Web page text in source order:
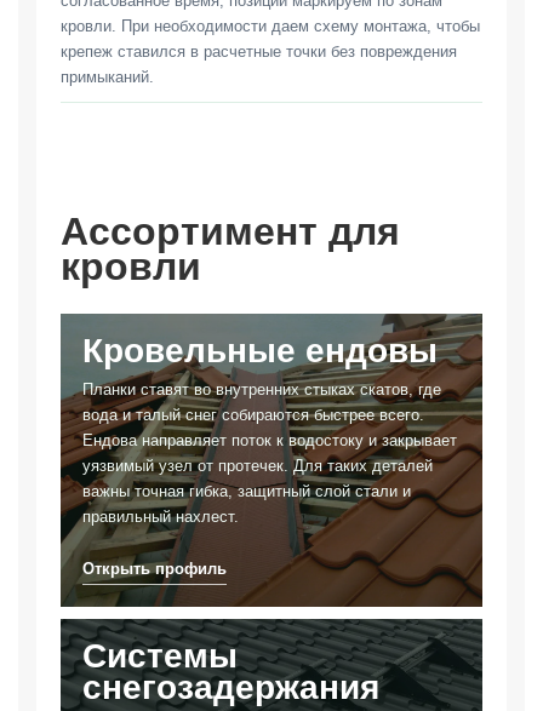
кровли. При необходимости даем схему монтажа, чтобы
крепеж ставился в расчетные точки без повреждения
примыканий.
Ассортимент для
кровли
Кровельные ендовы
Планки ставят во внутренних стыках скатов, где
вода и талый снег собираются быстрее всего.
Ендова направляет поток к водостоку и закрывает
уязвимый узел от протечек. Для таких деталей
важны точная гибка, защитный слой стали и
правильный нахлест.
Системы
снегозадержания